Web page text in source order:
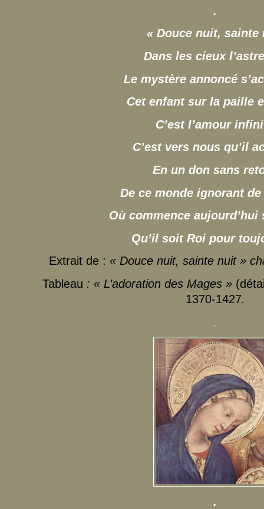
.
« Douce nuit, sainte
Dans les cieux
Le mystère annoncé
Cet enfant sur la paille
C’est l’amour
C’est vers nous qu’il
En un don sans
De ce monde ignorant de
Où commence aujourd’hui
Qu’il soit Roi pour
Extrait de : « Douce nuit, sainte nuit »
Tableau : « L’adoration des Mages »
1370-1427.
.
.